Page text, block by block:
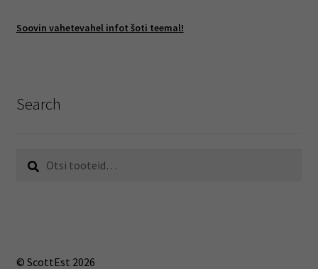
Soovin vahetevahel infot šoti teemal!
Search
Otsi:
Otsi
© ScottEst 2026